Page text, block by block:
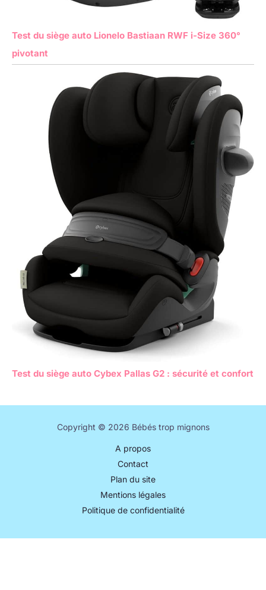
Test du siège auto Lionelo Bastiaan RWF i-Size 360°
pivotant
Test du siège auto Cybex Pallas G2 : sécurité et confort
Copyright © 2026 Bébés trop mignons
A propos
Contact
Plan du site
Mentions légales
Politique de confidentialité